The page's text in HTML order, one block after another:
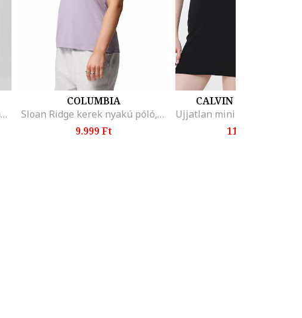
Bő fazonú rövidnadrág visszahajtott szárvégekkel, Fekete,
COLUMBIA
Sloan Ridge kerek nyakú póló, Halánylila
9.999 Ft
CALVIN KLEIN JEANS
11.499 Ft